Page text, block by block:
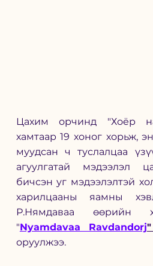
Цахим орчинд "Хоёр
хамтаар 19 хоног хорьж,
муудсан ч туслалцаа
агуулгатай мэдээлэл
бичсэн уг мэдээлэлтэй
харилцааны яамны
Р.Нямдаваа өөрийн
"Nyamdavaa Ravdandorj"
оруулжээ.